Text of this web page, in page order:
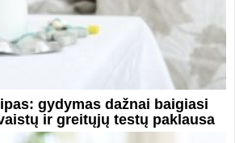
gydymas dažnai baigiasi
ir greitųjų testų paklausa